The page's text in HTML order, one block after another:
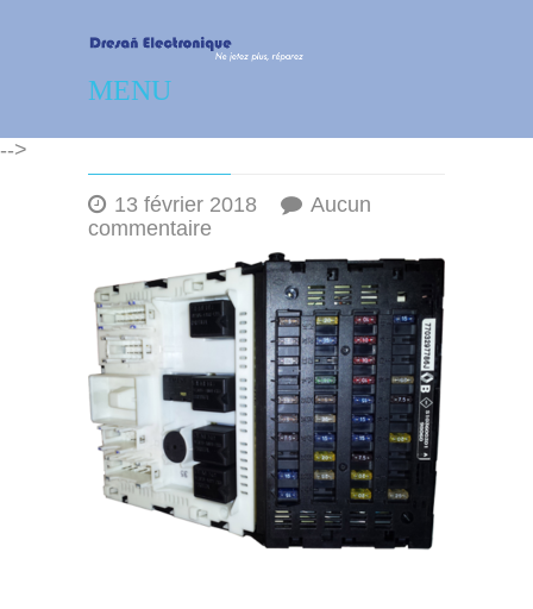
Dresañ Electronique –
Réparation – dépannage
électronique
MENU
-->
13 février 2018
Aucun
commentaire